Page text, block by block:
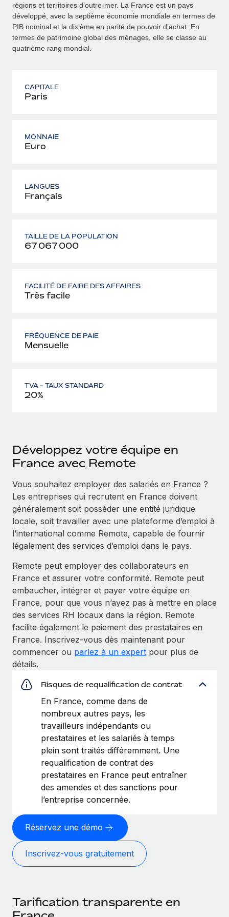
régions et territoires d’outre‑mer. La France est un pays
développé, avec la septième économie mondiale en termes de
PIB nominal et la dixième en parité de pouvoir d’achat. En
termes de patrimoine global des ménages, elle se classe au
quatrième rang mondial.
CAPITALE
Paris
MONNAIE
Euro
LANGUES
Français
TAILLE DE LA POPULATION
67 067 000
FACILITÉ DE FAIRE DES AFFAIRES
Très facile
FRÉQUENCE DE PAIE
Mensuelle
TVA - TAUX STANDARD
20%
Développez votre équipe en
France avec Remote
Vous souhaitez employer des salariés en France ?
Les entreprises qui recrutent en France doivent
généralement soit posséder une entité juridique
locale, soit travailler avec une plateforme d’emploi à
l’international comme Remote, capable de fournir
légalement des services d’emploi dans le pays.
Remote peut employer des collaborateurs en
France et assurer votre conformité. Remote peut
embaucher, intégrer et payer votre équipe en
France, pour que vous n’ayez pas à mettre en place
des services RH locaux dans la région. Remote
facilite également le paiement des prestataires en
France. Inscrivez‑vous dès maintenant pour
commencer ou parlez à un expert pour plus de
détails.
Risques de requalification de contrat
En France, comme dans de
nombreux autres pays, les
travailleurs indépendants ou
prestataires et les salariés à temps
plein sont traités différemment. Une
requalification de contrat des
prestataires en France peut entraîner
des amendes et des sanctions pour
l’entreprise concernée.
Réservez une démo
Inscrivez-vous gratuitement
Tarification transparente en